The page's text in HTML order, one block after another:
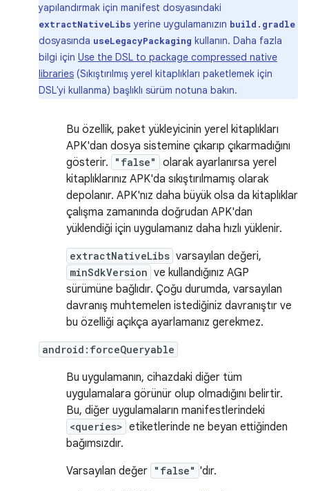
yapılandırmak için manifest dosyasındaki
extractNativeLibs yerine uygulamanızın build.gradle
dosyasında useLegacyPackaging kullanın. Daha fazla
bilgi için Use the DSL to package compressed native
libraries (Sıkıştırılmış yerel kitaplıkları paketlemek için
DSL'yi kullanma) başlıklı sürüm notuna bakın.
Bu özellik, paket yükleyicinin yerel kitaplıkları
APK'dan dosya sistemine çıkarıp çıkarmadığını
gösterir.
"false"
olarak ayarlanırsa yerel
kitaplıklarınız APK'da sıkıştırılmamış olarak
depolanır. APK'nız daha büyük olsa da kitaplıklar
çalışma zamanında doğrudan APK'dan
yüklendiği için uygulamanız daha hızlı yüklenir.
extractNativeLibs varsayılan değeri,
minSdkVersion ve kullandığınız AGP
sürümüne bağlıdır. Çoğu durumda, varsayılan
davranış muhtemelen istediğiniz davranıştır ve
bu özelliği açıkça ayarlamanız gerekmez.
android:forceQueryable
Bu uygulamanın, cihazdaki diğer tüm
uygulamalara görünür olup olmadığını belirtir.
Bu, diğer uygulamaların manifestlerindeki
<queries> etiketlerinde ne beyan ettiğinden
bağımsızdır.
Varsayılan değer "false" 'dır.